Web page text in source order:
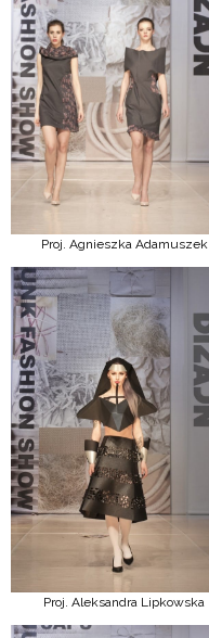
Proj. Agnieszka Adamuszek
Proj. Aleksandra Lipkowska